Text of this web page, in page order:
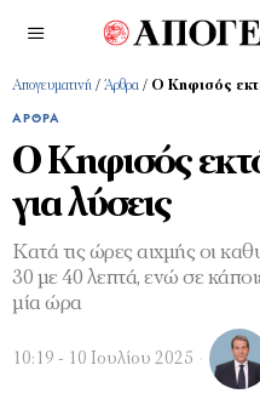
Απογευματινή / Άρθρα / Ο Κηφισός
ΆΡΘΡΑ
Ο Κηφισός
για λύσεις
Κατά τις ώρες αιχμής οι
30 με 40 λεπτά, ενώ σε
μία ώρα
10:19 - 10 Ιουλίου 2025